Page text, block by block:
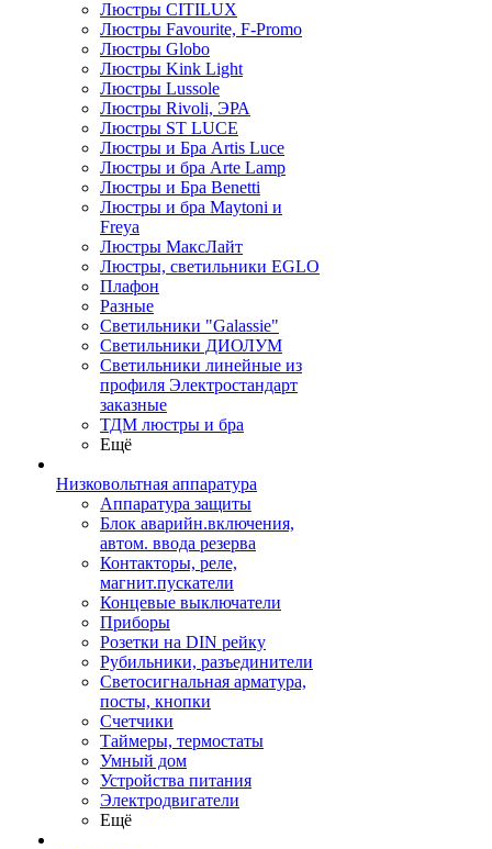
Люстры CITILUX
Люстры Favourite, F-Promo
Люстры Globo
Люстры Kink Light
Люстры Lussole
Люстры Rivoli, ЭРА
Люстры ST LUCE
Люстры и Бра Artis Luce
Люстры и бра Arte Lamp
Люстры и Бра Benetti
Люстры и бра Maytoni и
Freya
Люстры МаксЛайт
Люстры, светильники EGLO
Плафон
Разные
Светильники "Galassie"
Светильники ДИОЛУМ
Светильники линейные из
профиля Электростандарт
заказные
ТДМ люстры и бра
Ещё
Низковольтная аппаратура
Аппаратура защиты
Блок аварийн.включения,
автом. ввода резерва
Контакторы, реле,
магнит.пускатели
Концевые выключатели
Приборы
Розетки на DIN рейку
Рубильники, разъединители
Светосигнальная арматура,
посты, кнопки
Счетчики
Таймеры, термостаты
Умный дом
Устройства питания
Электродвигатели
Ещё